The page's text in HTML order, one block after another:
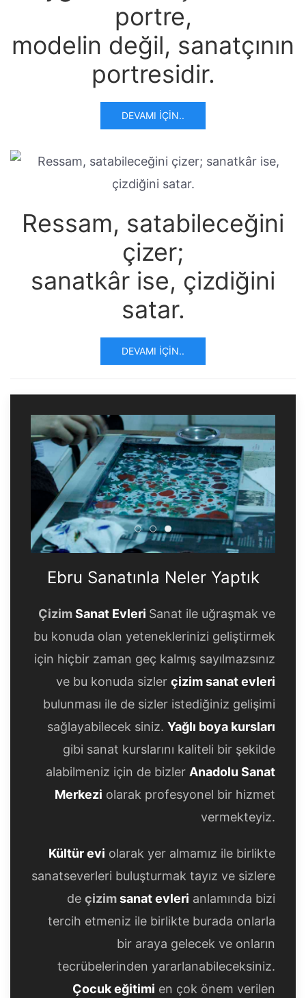
portre,
modelin değil, sanatçının
portresidir.
DEVAMI İÇIN..
Ressam, satabileceğini
çizer;
sanatkâr ise, çizdiğini
satar.
DEVAMI İÇIN..
Ebru Sanatınla Neler Yaptık
Ebru Sanatınla Neler
Ebru Sanatınla Neler
Ebru Sanatınla Neler Yaptık
ÇizimSanat Evleri Sanat ile uğraşmak ve
bu konuda olan yeteneklerinizi geliştirmek
için hiçbir zaman geç kalmış sayılmazsınız
ve bu konuda sizler çizim sanat evleri
bulunması ile de sizler istediğiniz gelişimi
sağlayabilecek siniz. Yağlı boya kursları
gibi sanat kurslarını kaliteli bir şekilde
alabilmeniz için de bizler Anadolu Sanat
Merkezi olarak profesyonel bir hizmet
vermekteyiz.
Kültür evi olarak yer almamız ile birlikte
sanatseverleri buluşturmak tayız ve sizlere
de çizimsanat evleri anlamında bizi
tercih etmeniz ile birlikte burada onlarla
bir araya gelecek ve onların
tecrübelerinden yararlanabileceksiniz.
Çocuk eğitimi en çok önem verilen